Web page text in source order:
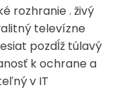
rozhranie . živý
televízne
pozdĺž túlavý
k ochrane a
v IT